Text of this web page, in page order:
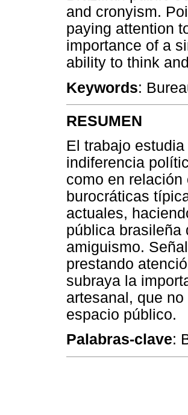
and cronyism.
paying attention
importance of a
ability to think
Keywords:
RESUMEN
El trabajo
indiferencia
como en
burocráticas
actuales,
pública brasileña
amiguismo.
prestando
subraya la
artesanal, que
espacio público.
Palabras-clave: